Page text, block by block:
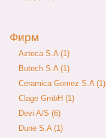
Фирм
Azteca S.A (1)
Butech S.A (1)
Ceramica Gomez S.A (1)
Clage GmbH (1)
Devi A/S (6)
Dune S.A (1)